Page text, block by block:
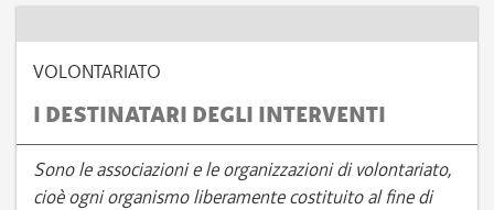
VOLONTARIATO
I DESTINATARI DEGLI INTERVENTI
Sono le associazioni e le organizzazioni di volontariato,
cioè ogni organismo liberamente costituito al fine di